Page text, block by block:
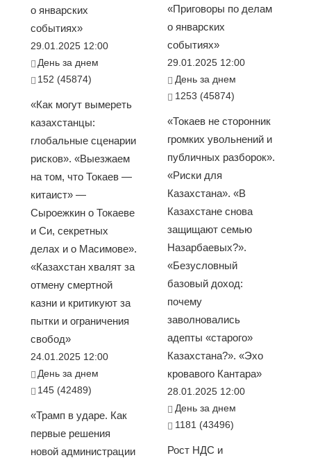
о январских
событиях»
29.01.2025 12:00
День за днем
152 (45874)
«Как могут вымереть
казахстанцы:
глобальные сценарии
рисков». «Выезжаем
на том, что Токаев —
китаист» —
Сыроежкин о Токаеве
и Си, секретных
делах и о Масимове».
«Казахстан хвалят за
отмену смертной
казни и критикуют за
пытки и ограничения
свобод»
24.01.2025 12:00
День за днем
145 (42489)
«Трамп в ударе. Как
первые решения
новой администрации
«Приговоры по делам
о январских
событиях»
29.01.2025 12:00
День за днем
1253 (45874)
«Токаев не сторонник
громких увольнений и
публичных разборок».
«Риски для
Казахстана». «В
Казахстане снова
защищают семью
Назарбаевых?».
«Безусловный
базовый доход:
почему
заволновались
адепты «старого»
Казахстана?». «Эхо
кровавого Кантара»
28.01.2025 12:00
День за днем
1181 (43496)
Рост НДС и